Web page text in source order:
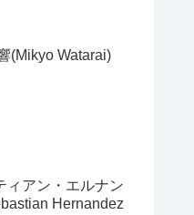
(Mikyo Watarai)
ィアン・エルナン
Hernandez